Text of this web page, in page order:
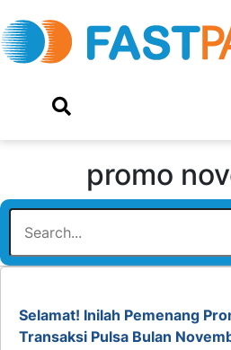
promo
Selamat! Inilah Pemenang
Transaksi Pulsa Bulan